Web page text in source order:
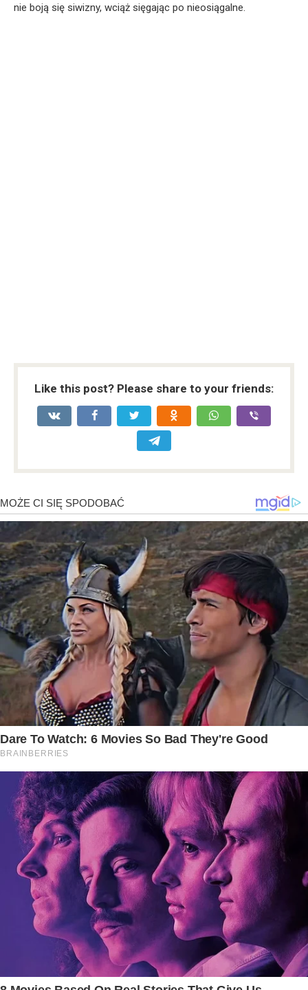
nie boją się siwizny, wciąż sięgając po nieosiągalne.
Like this post? Please share to your friends: